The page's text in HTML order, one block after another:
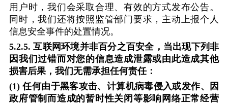
用户时，我们会采取合理、有效的方式发布公告。
同时，我们还将按照监管部门要求，主动上报个人
信息安全事件的处置情况。
5.2.5.互联网环境并非百分之百安全，当出现下列非
因我们过错而对您的信息造成泄露或由此造成其他
损害后果，我们无需承担任何责任：
(1)任何由于黑客攻击、计算机病毒侵入或发作、因
政府管制而造成的暂时性关闭等影响网络正常经营